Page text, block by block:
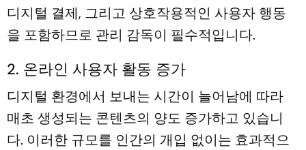
디지털 결제, 그리고 상호작용적인 사용자 행동
을 포함하므로 관리 감독이 필수적입니다.
2. 온라인 사용자 활동 증가
디지털 환경에서 보내는 시간이 늘어남에 따라
매초 생성되는 콘텐츠의 양도 증가하고 있습니
다. 이러한 규모를 인간의 개입 없이는 효과적으